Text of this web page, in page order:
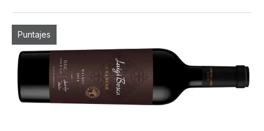
Puntajes